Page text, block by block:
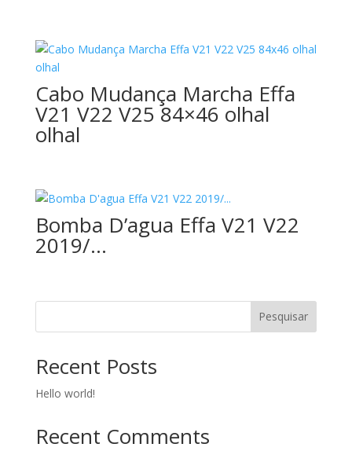
Cabo Mudança Marcha Effa
V21 V22 V25 84×46 olhal
olhal
Bomba D’agua Effa V21 V22
2019/…
Pesquisar
Recent Posts
Hello world!
Recent Comments